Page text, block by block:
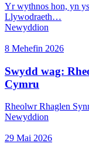
Yr wythnos hon, yn
Llywodraeth…
Newyddion
8 Mehefin 2026
Swydd wag:
Cymru
Rheolwr Rhaglen
Newyddion
29 Mai 2026